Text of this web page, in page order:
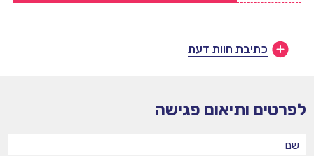
כתיבת חוות דעת
לפרטים ותיאום פגישה